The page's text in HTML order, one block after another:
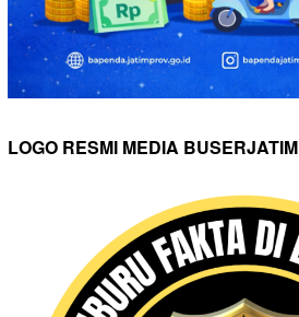
LOGO RESMI MEDIA BUSERJATIM